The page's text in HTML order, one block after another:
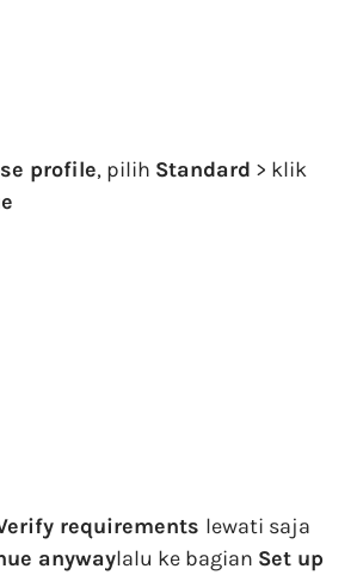
profile, pilih Standard > klik
requirements lewati saja
anywaylalu ke bagian Set up